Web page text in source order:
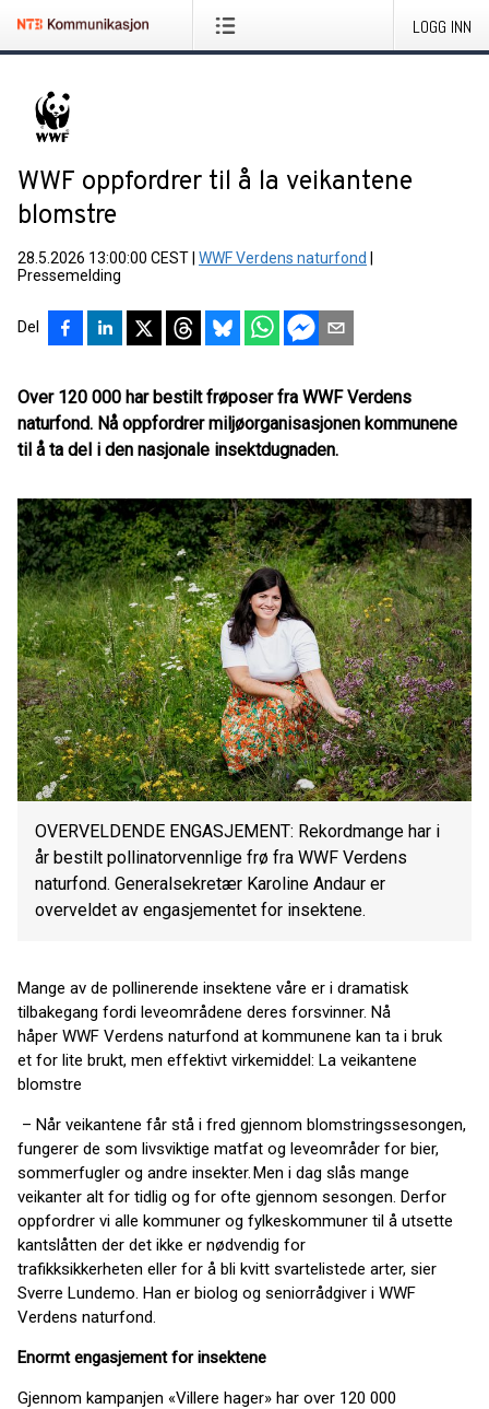
LOGG INN
WWF oppfordrer til å la veikantene
blomstre
28.5.2026 13:00:00 CEST WWF Verdens naturfond
Pressemelding
Del
Over 120 000 har bestilt frøposer fra WWF Verdens
naturfond. Nå oppfordrer miljøorganisasjonen kommunene
til å ta del i den nasjonale insektdugnaden.
OVERVELDENDE ENGASJEMENT: Rekordmange har i
år bestilt pollinatorvennlige frø fra WWF Verdens
naturfond. Generalsekretær Karoline Andaur er
overveldet av engasjementet for insektene.
Mange av de pollinerende insektene våre er i dramatisk
tilbakegang fordi leveområdene deres forsvinner. Nå
håper WWF Verdens naturfond at kommunene kan ta i bruk
et for lite brukt, men effektivt virkemiddel: La veikantene
blomstre
‍ – Når veikantene får stå i fred gjennom blomstringssesongen,
fungerer de som livsviktige matfat og leveområder for bier,
sommerfugler og andre insekter. Men i dag slås mange
veikanter alt for tidlig og for ofte gjennom sesongen. Derfor
oppfordrer vi alle kommuner og fylkeskommuner til å utsette
kantslåtten der det ikke er nødvendig for
trafikksikkerheten eller for å bli kvitt svartelistede arter, sier
Sverre Lundemo. Han er biolog og seniorrådgiver i WWF
Verdens naturfond.
Enormt engasjement for insektene
Gjennom kampanjen «Villere hager» har over 120 000